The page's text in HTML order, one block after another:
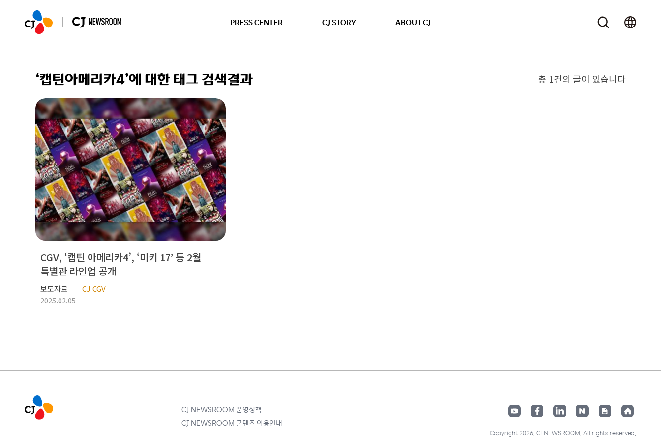
PRESS CENTER CJ STORY ABOUT CJ
‘캡틴아메리카4’에 대한 태그 검색결과 총 1건의 글이 있습니다
CGV, ‘캡틴 아메리카4’, ‘미키 17’ 등 2월
특별관 라인업 공개
보도자료
CJ CGV
2025.02.05
CJ NEWSROOM 운영정책
CJ NEWSROOM 콘텐츠 이용안내
Copyright 2026. CJ NEWSROOM. All rights reserved.